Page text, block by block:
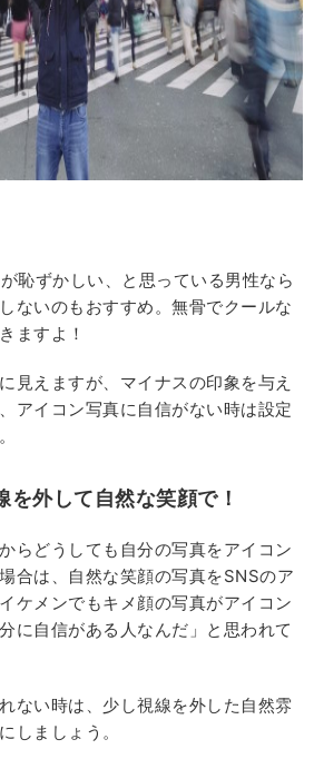
恥ずかしい、と思っている男性なら
ないのもおすすめ。無骨でクールな
ますよ！
見えますが、マイナスの印象を与え
アイコン写真に自信がない時は設定
を外して自然な笑顔で！
らどうしても自分の写真をアイコン
合は、自然な笑顔の写真をSNSのア
ケメンでもキメ顔の写真がアイコン
に自信がある人なんだ」と思われて
ない時は、少し視線を外した自然雰
しましょう。